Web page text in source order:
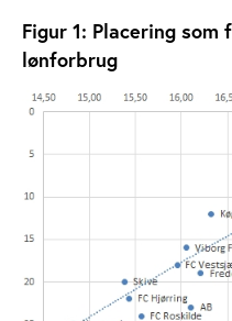
Figur 1: Placering
lønforbrug